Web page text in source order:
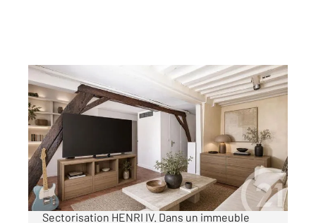
PARIS 75005
39 m2, 2 pièces
Ref : 31855
Appartement F2 à vendre
435 000 €
Quartier de la Sorbonne. Impasse des Bœufs
Sectorisation HENRI IV. Dans un immeuble